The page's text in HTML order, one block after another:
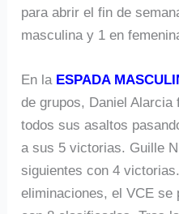
para abrir el fin de
masculina y 1 en
En laESPADA
de grupos, Daniel Alarcia
todos sus asaltos
a sus 5 victorias. Guille
siguientes con 4
eliminaciones, el VCE se